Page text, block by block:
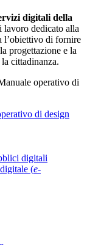
digitali della
lavoro dedicato alla
l’obiettivo di fornire
progettazione e la
cittadinanza.
operativo di
di design
digitali
(e-